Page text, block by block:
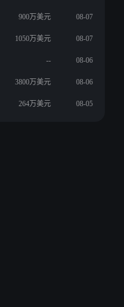
900万美元 08-07
1050万美元 08-07
-- 08-06
3800万美元 08-06
264万美元 08-05